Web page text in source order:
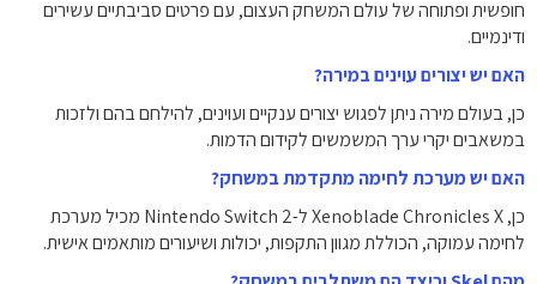
חופשית ופתוחה של עולם המשחק העצום, עם פרטים סביבתיים עשירים
ודינמיים.
האם יש יצורים עוינים במירה?
כן, בעולם מירה ניתן לפגוש יצורים ענקיים ועוינים, להילחם בהם ולזכות
במשאבים יקרי ערך המשמשים לקידום הדמות.
האם יש מערכת לחימה מתקדמת במשחק?
כן, Xenoblade Chronicles X ל-Nintendo Switch 2 מכיל מערכת
לחימה עמוקה, הכוללת מגוון התקפות, יכולות ושיעורים מותאמים אישית.